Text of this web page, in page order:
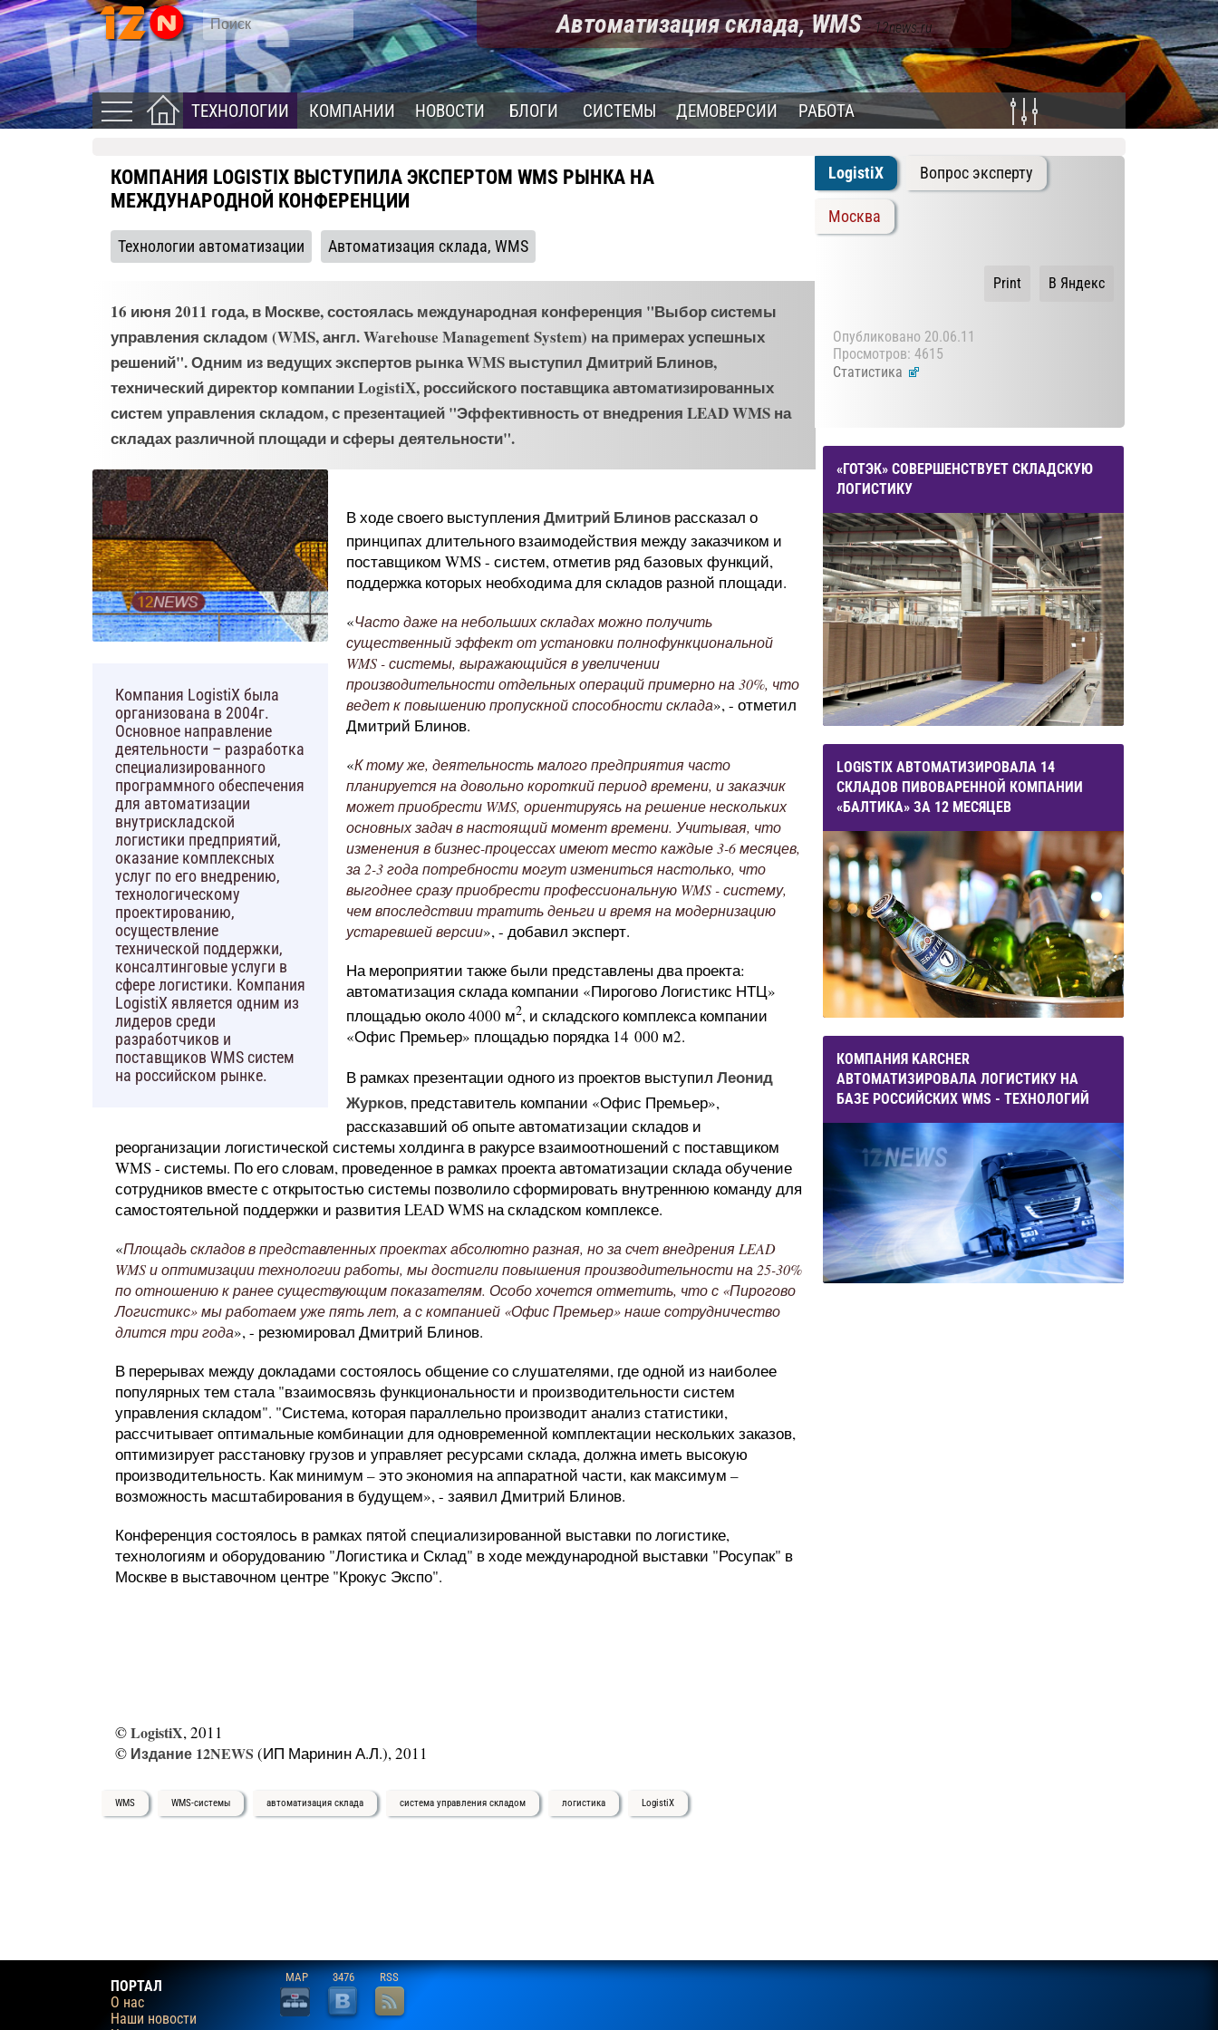
Автоматизация склада, WMS- 12news.ru
ТЕХНОЛОГИИ КОМПАНИИ НОВОСТИ БЛОГИ СИСТЕМЫ ДЕМОВЕРСИИ РАБОТА
КОМПАНИЯ LOGISTIX ВЫСТУПИЛА ЭКСПЕРТОМ WMS РЫНКА НА
МЕЖДУНАРОДНОЙ КОНФЕРЕНЦИИ
Технологии автоматизации Автоматизация склада, WMS
16 июня 2011 года, в Москве, состоялась международная конференция "Выбор системы
управления складом (WMS, англ. Warehouse Management System) на примерах успешных
решений". Одним из ведущих экспертов рынка WMS выступил Дмитрий Блинов,
технический директор компании LogistiX, российского поставщика автоматизированных
систем управления складом, с презентацией "Эффективность от внедрения LEAD WMS на
складах различной площади и сферы деятельности".
Компания LogistiX была
организована в 2004г.
Основное направление
деятельности – разработка
специализированного
программного обеспечения
для автоматизации
внутрискладской
логистики предприятий,
оказание комплексных
услуг по его внедрению,
технологическому
проектированию,
осуществление
технической поддержки,
консалтинговые услуги в
сфере логистики. Компания
LogistiX является одним из
лидеров среди
разработчиков и
поставщиков WMS систем
на российском рынке.
В ходе своего выступления Дмитрий Блинов рассказал о
принципах длительного взаимодействия между заказчиком и
поставщиком WMS - систем, отметив ряд базовых функций,
поддержка которых необходима для складов разной площади.
«Часто даже на небольших складах можно получить
существенный эффект от установки полнофункциональной
WMS - системы, выражающийся в увеличении
производительности отдельных операций примерно на 30%, что
ведет к повышению пропускной способности склада», - отметил
Дмитрий Блинов.
«К тому же, деятельность малого предприятия часто
планируется на довольно короткий период времени, и заказчик
может приобрести WMS, ориентируясь на решение нескольких
основных задач в настоящий момент времени. Учитывая, что
изменения в бизнес-процессах имеют место каждые 3-6 месяцев,
за 2-3 года потребности могут измениться настолько, что
выгоднее сразу приобрести профессиональную WMS - систему,
чем впоследствии тратить деньги и время на модернизацию
устаревшей версии», - добавил эксперт.
На мероприятии также были представлены два проекта:
автоматизация склада компании «Пирогово Логистикс НТЦ»
площадью около 4000 м2, и складского комплекса компании
«Офис Премьер» площадью порядка 14 000 м2.
В рамках презентации одного из проектов выступил Леонид
Журков, представитель компании «Офис Премьер»,
рассказавший об опыте автоматизации складов и
реорганизации логистической системы холдинга в ракурсе взаимоотношений с поставщиком
WMS - системы. По его словам, проведенное в рамках проекта автоматизации склада обучение
сотрудников вместе с открытостью системы позволило сформировать внутреннюю команду для
самостоятельной поддержки и развития LEAD WMS на складском комплексе.
«Площадь складов в представленных проектах абсолютно разная, но за счет внедрения LEAD
WMS и оптимизации технологии работы, мы достигли повышения производительности на 25-30%
по отношению к ранее существующим показателям. Особо хочется отметить, что с «Пирогово
Логистикс» мы работаем уже пять лет, а с компанией «Офис Премьер» наше сотрудничество
длится три года», - резюмировал Дмитрий Блинов.
В перерывах между докладами состоялось общение со слушателями, где одной из наиболее
популярных тем стала "взаимосвязь функциональности и производительности систем
управления складом". "Система, которая параллельно производит анализ статистики,
рассчитывает оптимальные комбинации для одновременной комплектации нескольких заказов,
оптимизирует расстановку грузов и управляет ресурсами склада, должна иметь высокую
производительность. Как минимум – это экономия на аппаратной части, как максимум –
возможность масштабирования в будущем», - заявил Дмитрий Блинов.
Конференция состоялось в рамках пятой специализированной выставки по логистике,
технологиям и оборудованию "Логистика и Склад" в ходе международной выставки "Росупак" в
Москве в выставочном центре "Крокус Экспо".
©LogistiX, 2011
© Издание 12NEWS (ИП Маринин А.Л.), 2011
WMS WMS-системы автоматизация склада система управления складом логистика LogistiX
LogistiX Вопрос эксперту
Москва
В Яндекс
Print
Опубликовано 20.06.11
Просмотров: 4615
Статистика
«ГОТЭК» СОВЕРШЕНСТВУЕТ СКЛАДСКУЮ
ЛОГИСТИКУ
LOGISTIX АВТОМАТИЗИРОВАЛА 14
СКЛАДОВ ПИВОВАРЕННОЙ КОМПАНИИ
«БАЛТИКА» ЗА 12 МЕСЯЦЕВ
КОМПАНИЯ KARCHER
АВТОМАТИЗИРОВАЛА ЛОГИСТИКУ НА
БАЗЕ РОССИЙСКИХ WMS - ТЕХНОЛОГИЙ
ПОРТАЛ
О нас
Наши новости
MAP 3476 RSS